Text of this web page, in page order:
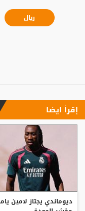
ريال
إقرأ ايضا
ديوماندي يجتاز لامين